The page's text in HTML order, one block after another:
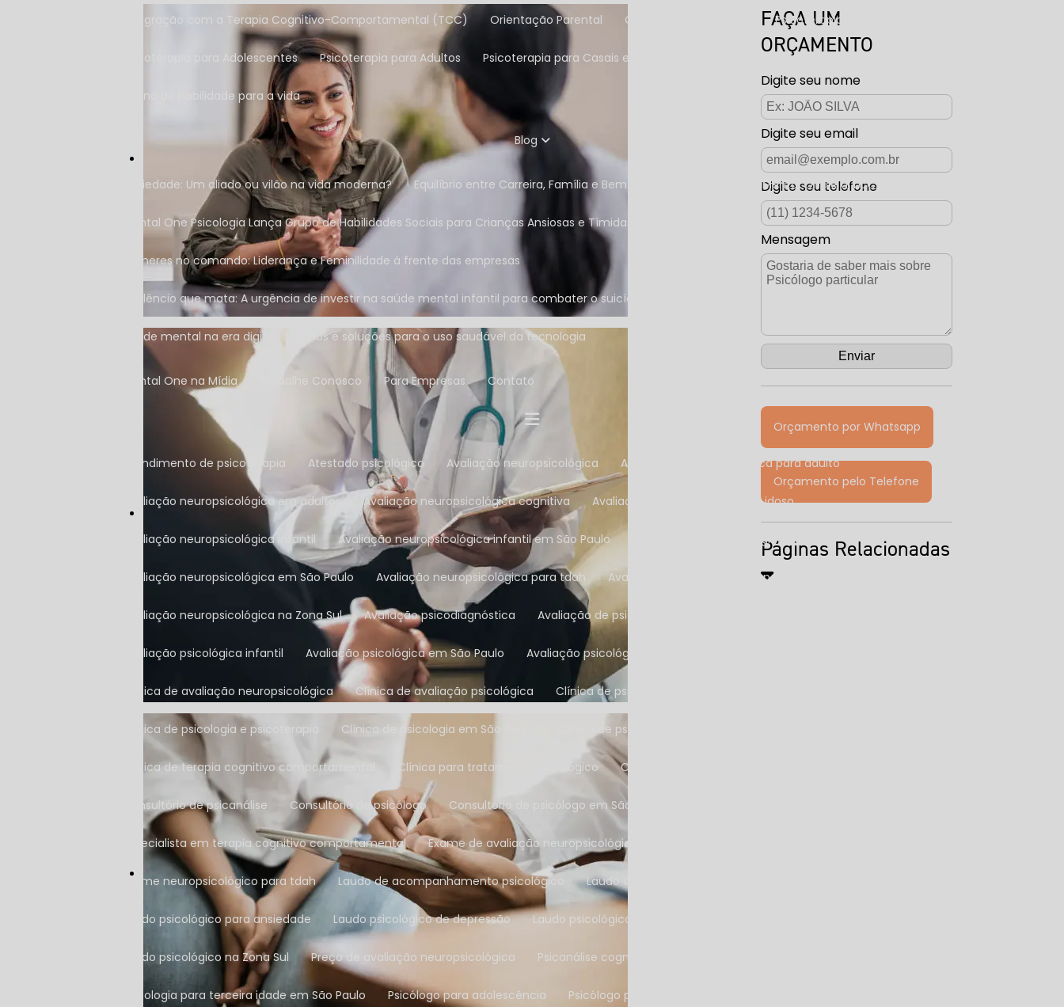
Integração com a Terapia Cognitivo-Comportamental (TCC) Orientação Parental Psicoterapia
Psicoterapia para Adolescentes Psicoterapia para Adultos Psicoterapia para Casais e Famílias
Treino de habilidade para a vida
Blog
Ansiedade: Um aliado ou vilão na vida moderna? Equilíbrio entre Carreira, Família e Bem-Estar: A Abordagem da Mental One e a TCC
Mental One Psicologia Lança Grupo de Habilidades Sociais para Crianças Ansiosas e Tímidas
Mulheres no comando: Liderança e Feminilidade à frente das empresas
O silêncio que mata: A urgência de investir na saúde mental infantil para combater o suicídio e a depressão
Saúde mental na era digital: desafios e soluções para o uso saudável da tecnologia
Mental One na Mídia Trabalhe Conosco Para Empresas Contato
Atendimento de psicoterapia Atestado psicológico Avaliação neuropsicológica Avaliação neuropsicológica para adulto
Avaliação neuropsicológica em adultos Avaliação neuropsicológica cognitiva Avaliação neuropsicológica do idoso
Avaliação neuropsicológica infantil Avaliação neuropsicológica infantil em São Paulo Avaliação neuropsicológica preço
Avaliação neuropsicológica em São Paulo Avaliação neuropsicológica para tdah Avaliação neuropsicológica para tdah preço
Avaliação neuropsicológica na Zona Sul Avaliação psicodiagnóstica Avaliação de psicologia
Avaliação psicológica infantil Avaliação psicológica em São Paulo Avaliação psicológica na Zona Sul
Clínica de avaliação neuropsicológica Clínica de avaliação psicológica Clínica de psicologia
Clínica de psicologia e psicoterapia Clínica de psicologia em São Paulo Clínica de psicoterapia
Clínica de terapia cognitivo comportamental Clínica para tratamento psicológico
Consultório de psicanálise Consultório de psicólogo Consultório de psicólogo em São Paulo
Especialista em terapia cognitivo comportamental Exame de avaliação neuropsicológica
Exame neuropsicológico para tdah Laudo de acompanhamento psicológico Laudo de avaliação psicológica
Laudo psicológico para ansiedade Laudo psicológico de depressão Laudo psicológico infantil
Laudo psicológico na Zona Sul Preço de avaliação neuropsicológica Psicanálise cognitivo comportamental
Psicologia para terceira idade em São Paulo Psicólogo para adolescência Psicólogo para casais
FAÇA UM
ORÇAMENTO
Digite seu nome
Digite seu email
Digite seu telefone
Mensagem
Orçamento por Whatsapp
Orçamento pelo Telefone
Páginas Relacionadas